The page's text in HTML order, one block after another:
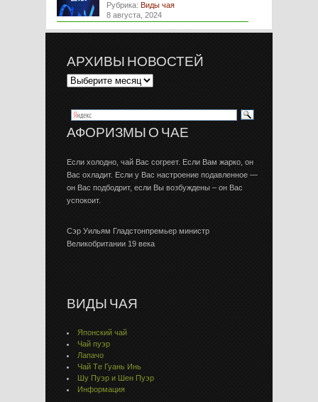
Рубрика: Виды чая
8 августа, 2024
АРХИВЫ НОВОСТЕЙ
АФОРИЗМЫ О ЧАЕ
Если холодно, чай Вас согреет. Если Вам жарко, он
Вас охладит. Если у Вас настроение подавленное —
он Вас подбодрит, если Вы возбуждены – он Вас
успокоит.
Сэр Уильям Гладстонпремьер министр
Великобритании 19 века
ВИДЫ ЧАЯ
Японский чай
Чай пуэр
Лапачо
Чай Тe Гуaнь Инь
Шу Пуэр и Шен Пуэр
Информация